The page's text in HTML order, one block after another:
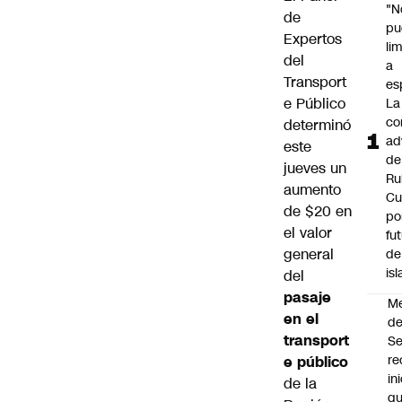
de
Expertos
del
Transport
e Público
determinó
este
jueves un
aumento
de $20 en
el valor
general
del
pasaje
en el
transport
e público
de la
a
La
de